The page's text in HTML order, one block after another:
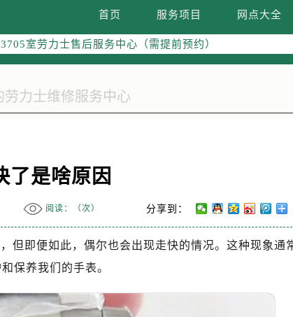
首页 服务项目 网点大全
字楼8层806室（需提前预约）
字楼8层806室劳力士售后服务中心（需提前预约）
室劳力士售后服务中心（需提前预约）
了是啥原因
阅读：（次） 分享到：
但即便如此，偶尔也会出现走快的情况。这种现象通
保养我们的手表。